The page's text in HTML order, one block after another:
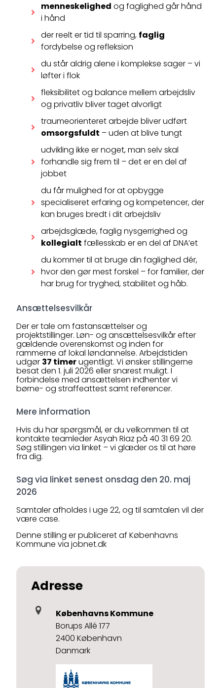
menneskelighed og faglighed går hånd
i hånd
der reelt er tid til sparring, faglig
fordybelse og refleksion
du står aldrig alene i komplekse sager – vi
løfter i flok
fleksibilitet og balance mellem arbejdsliv
og privatliv bliver taget alvorligt
traumeorienteret arbejde bliver udført
omsorgsfuldt – uden at blive tungt
udvikling ikke er noget, man selv skal
forhandle sig frem til – det er en del af
jobbet
du får mulighed for at opbygge
specialiseret erfaring og kompetencer, der
kan bruges bredt i dit arbejdsliv
arbejdsglæde, faglig nysgerrighed og
kollegialt fællesskab er en del af DNA’et
du kommer til at bruge din faglighed dér,
hvor den gør mest forskel – for familier, der
har brug for tryghed, stabilitet og håb.
Ansættelsesvilkår
Der er tale om fastansættelser og
projektstillinger. Løn- og ansættelsesvilkår efter
gældende overenskomst og inden for
rammerne af lokal løndannelse. Arbejdstiden
udgør 37 timerugentligt. Vi ønsker stillingerne
besat den 1. juli 2026 eller snarest muligt. I
forbindelse med ansættelsen indhenter vi
børne- og straffeattest samt referencer.
Mere information
Hvis du har spørgsmål, er du velkommen til at
kontakte teamleder Asyah Riaz på 40 31 69 20.
Søg stillingen via linket – vi glæder os til at høre
fra dig.
Søg via linket senest onsdag den 20. maj
2026
Samtaler afholdes i uge 22, og til samtalen vil der
være case.
Denne stilling er publiceret af Københavns
Kommune via jobnet.dk
Adresse
Københavns Kommune
Borups Allé 177
2400 København
Danmark